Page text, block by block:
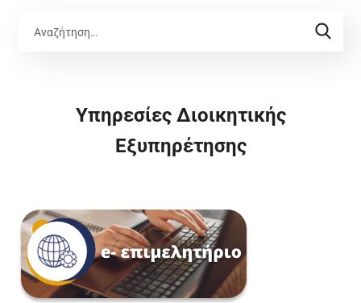
Υπηρεσίες Διοικητικής
Εξυπηρέτησης